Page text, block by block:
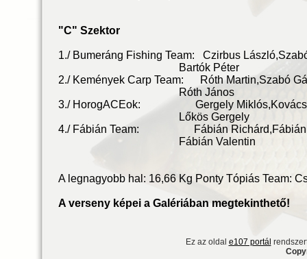
"C" Szektor
1./ Bumeráng Fishing Team: Czirbus
Bartók Péter
2./ Kemények Carp Team: Róth
Róth János
3./ HorogACEok: Gergely
Lőkös Gergely
4./ Fábián Team: Fábián
Fábián Valentin
A legnagyobb hal: 16,66 Kg Ponty Tópiás Team:
A verseny képei a Galériában
Ez az oldal e107 portál